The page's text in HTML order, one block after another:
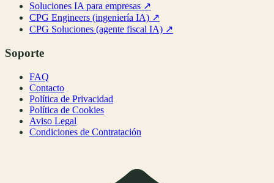
Soluciones IA para empresas ↗
CPG Engineers (ingeniería IA) ↗
CPG Soluciones (agente fiscal IA) ↗
Soporte
FAQ
Contacto
Política de Privacidad
Política de Cookies
Aviso Legal
Condiciones de Contratación